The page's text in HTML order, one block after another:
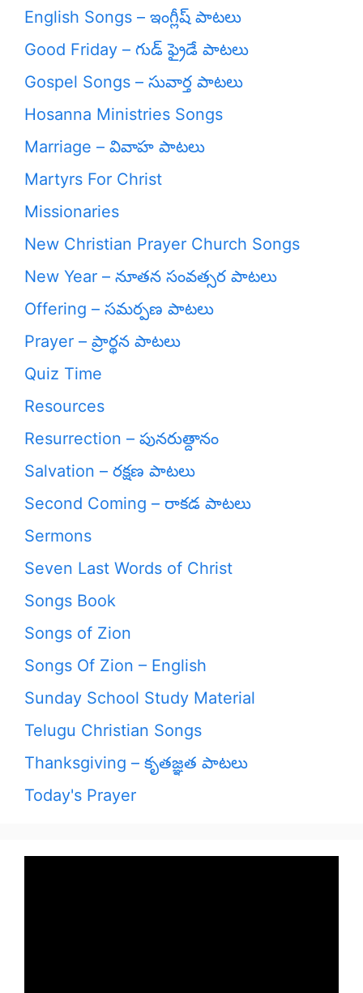
English Songs – ఇంగ్లీష్ పాటలు
Good Friday – గుడ్ ఫ్రైడే పాటలు
Gospel Songs – సువార్త పాటలు
Hosanna Ministries Songs
Marriage – వివాహ పాటలు
Martyrs For Christ
Missionaries
New Christian Prayer Church Songs
New Year – నూతన సంవత్సర పాటలు
Offering – సమర్పణ పాటలు
Prayer – ప్రార్థన పాటలు
Quiz Time
Resources
Resurrection – పునరుత్దానం
Salvation – రక్షణ పాటలు
Second Coming – రాకడ పాటలు
Sermons
Seven Last Words of Christ
Songs Book
Songs of Zion
Songs Of Zion – English
Sunday School Study Material
Telugu Christian Songs
Thanksgiving – కృతజ్ఞత పాటలు
Today's Prayer